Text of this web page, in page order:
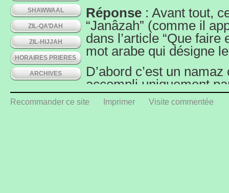
SHAWWAAL
ZIL-QA’DAH
ZIL-HIJJAH
HORAIRES PRIERES
ARCHIVES
Réponse : Avant tout,
“Janâzah” (comme il
dans l’article “Que faire
mot arabe qui désigne
D’abord c’est un
accompli uniquement
“Obligatoire” et
l’accomplissent
Recommander ce site Imprimer Visite commentée